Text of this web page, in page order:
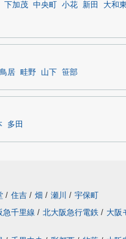
下加茂 中央町 小花 新田 大和東
居 畦野 山下 笹部
多田
/ 住吉 / 畑 / 瀬川 / 宇保町
急千里線 / 北大阪急行電鉄 / 大阪